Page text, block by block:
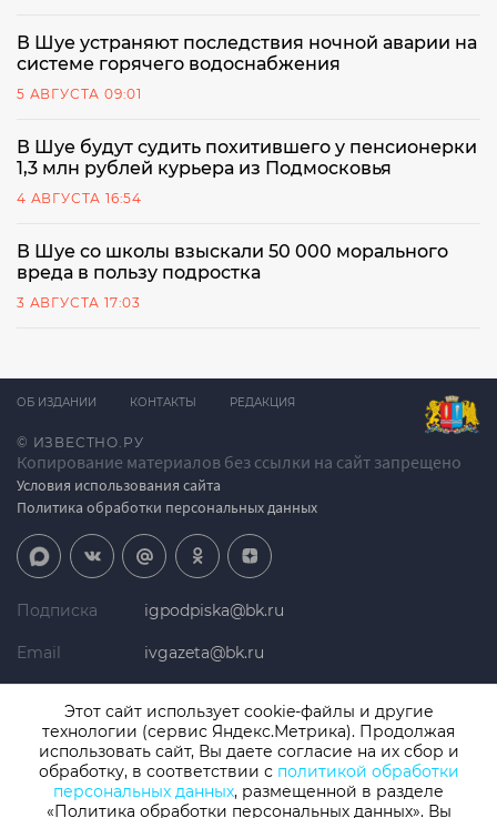
В Шуе устраняют последствия ночной аварии на
системе горячего водоснабжения
5 АВГУСТА 09:01
В Шуе будут судить похитившего у пенсионерки
1,3 млн рублей курьера из Подмосковья
4 АВГУСТА 16:54
В Шуе со школы взыскали 50 000 морального
вреда в пользу подростка
3 АВГУСТА 17:03
© ИЗВЕСТНО.РУ
Копирование материалов без ссылки на сайт запрещено
Условия использования сайта
Политика обработки персональных данных
ОБ ИЗДАНИИ КОНТАКТЫ РЕДАКЦИЯ
Подписка igpodpiska@bk.ru
Email ivgazeta@bk.ru
Телефон +7 (4932) 41-94-81
СМИ: Izvestno.ru. Реестровая запись 08.11.2019 серия ЭЛ № ФС 77 -
Этот сайт использует cookie-файлы и другие
технологии (сервис Яндекс.Метрика). Продолжая
использовать сайт, Вы даете согласие на их сбор и
обработку, в соответствии с политикой обработки
персональных данных, размещенной в разделе
«Политика обработки персональных данных». Вы